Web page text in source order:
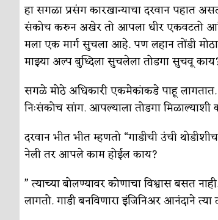
अष्टपैलू : खंडू रांगणेकर क्रिकेट
अपूर्ण कथा कथा
हा सगळा प्रसंग कारखान्याचा दरवान पहात
संकोच करुन अखेर तो आपला धीर एकवटतो आणि
मला एक मार्ग सुचला आहे. पण लहान तोंडी
माझ्या अल्प बुध्दिला सुचलेला तोडगा सुचवू
सगळे मोठे अधिकारी एकमेकांकडे पाहू लागतात.
निःसंकोच सांग. आपल्याला तोडगा मिळाल्याशी
दरवान भीत भीत म्हणतो “गाडीची उंची
नेली तर आपले काम होईल काय?
” त्याच्या बोलण्यावर कोणाचा विश्वास बसत
लागतो. गाडी बनविणारा इंजिनिअर आनंदाने